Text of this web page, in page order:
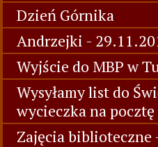
Dzień Górnika
Andrzejki -
Wyjście do MBP w
Wysyłamy list do
wycieczka na
Zajęcia biblioteczne